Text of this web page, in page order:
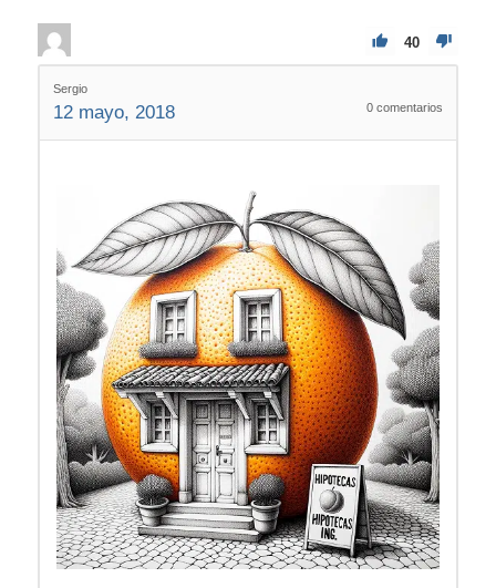
40
Sergio
12 mayo, 2018 0 comentarios